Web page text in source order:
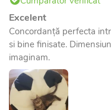
Excelent
Concordanță perfecta
si bine finisate.
imaginam.